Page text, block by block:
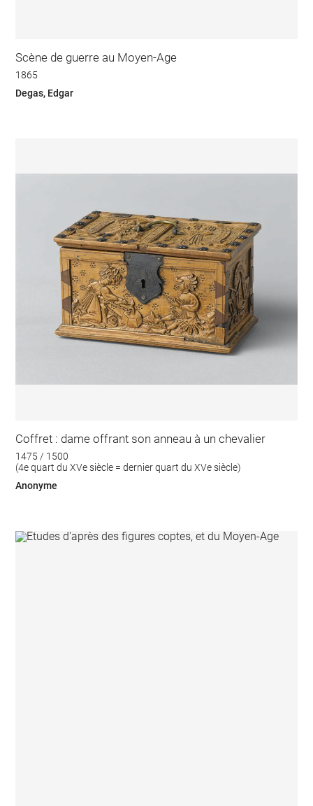
Scène de guerre au Moyen-Age
1865
Degas, Edgar
Coffret : dame offrant son anneau à un chevalier
1475 / 1500
(4e quart du XVe siècle = dernier quart du XVe siècle)
Anonyme